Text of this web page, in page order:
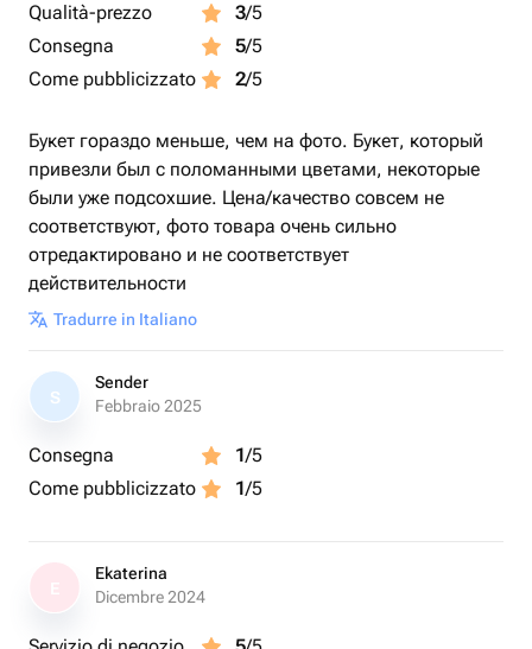
Qualità-prezzo
3/5
Consegna
5/5
Come pubblicizzato
2/5
Букет гораздо меньше, чем на фото. Букет, который
привезли был с поломанными цветами, некоторые
были уже подсохшие. Цена/качество совсем не
соответствуют, фото товара очень сильно
отредактировано и не соответствует
действительности
Tradurre in Italiano
S
Sender
Febbraio 2025
Consegna 1/5
Come pubblicizzato
1/5
Ekaterina
Dicembre 2024